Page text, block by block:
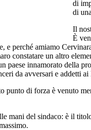
di
di
Il
È
e perché amiamo
constatare un altro
paese innamorato della
da avversari e addetti
punto di forza è venuto
mani del sindaco: è il